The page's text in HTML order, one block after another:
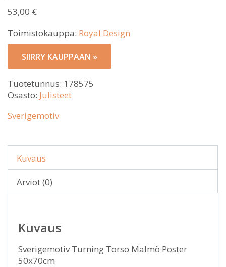
53,00 €
Toimistokauppa: Royal Design
SIIRRY KAUPPAAN »
Tuotetunnus: 178575
Osasto: Julisteet
Sverigemotiv
Kuvaus
Arviot (0)
Kuvaus
Sverigemotiv Turning Torso Malmö Poster
50x70cm